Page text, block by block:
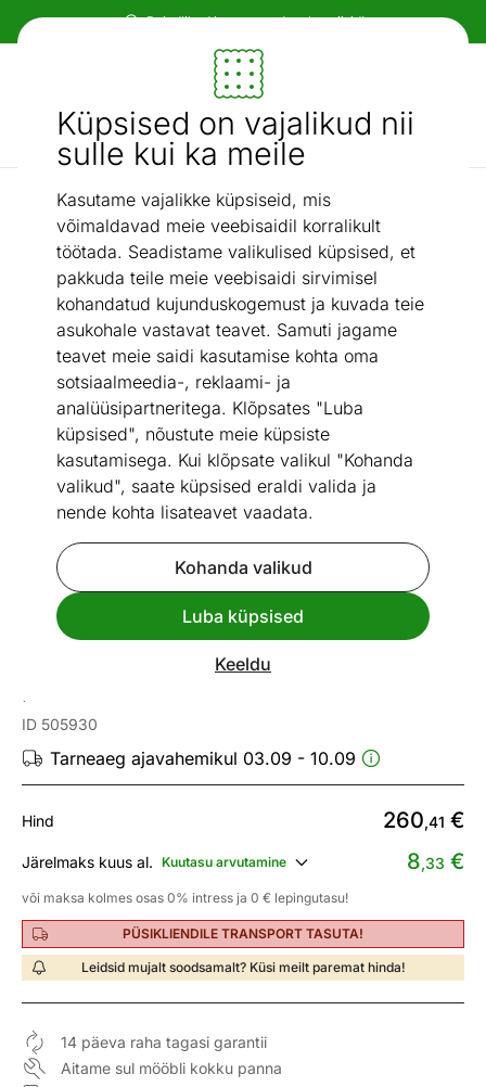
Küpsised on vajalikud nii
sulle kui ka meile
Kasutame vajalikke küpsiseid, mis
võimaldavad meie veebisaidil korralikult
töötada. Seadistame valikulised küpsised, et
pakkuda teile meie veebisaidi sirvimisel
kohandatud kujunduskogemust ja kuvada teie
asukohale vastavat teavet. Samuti jagame
teavet meie saidi kasutamise kohta oma
sotsiaalmeedia-, reklaami- ja
analüüsipartneritega. Klõpsates "Luba
küpsised", nõustute meie küpsiste
kasutamisega. Kui klõpsate valikul "Kohanda
valikud", saate küpsised eraldi valida ja
nende kohta lisateavet vaadata.
Kohanda valikud
Luba küpsised
Keeldu
Paindlikud ja mugavad makseviisid!
Mööbel ja sisustus - ON24
Otsi...
AI otsing
Põrandalambid / Põrandalamp Noah 45
Vaata sarnaseid
Põrandalamp Noah 45
ID 505930
Tarneaeg ajavahemikul 03.09 - 10.09
Hind 260,41 €
Järelmaks kuus al. Kuutasu arvutamine 8,33 €
või maksa kolmes osas 0% intress ja 0 € lepingutasu!
PÜSIKLIENDILE TRANSPORT TASUTA!
Leidsid mujalt soodsamalt? Küsi meilt paremat hinda!
14 päeva raha tagasi garantii
Aitame sul mööbli kokku panna